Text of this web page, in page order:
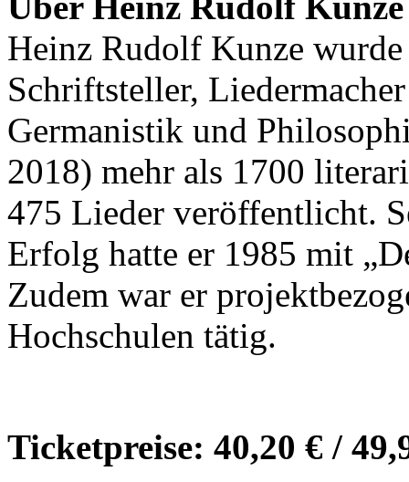
Heinz Rudolf Kunze
Schriftsteller,
Germanistik und
2018) mehr als 1700
475 Lieder veröffentlicht.
Erfolg hatte er 1985 mit
Zudem war er
Hochschulen tätig.
Ticketpreise: 40,20 € /